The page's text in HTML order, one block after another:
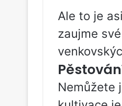
Ale to je
zaujme
Nemůžete